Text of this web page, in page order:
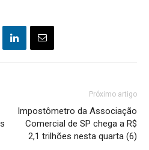
Próximo artigo
Impostômetro da Associação
Comercial de SP chega a R$
2,1 trilhões nesta quarta (6)